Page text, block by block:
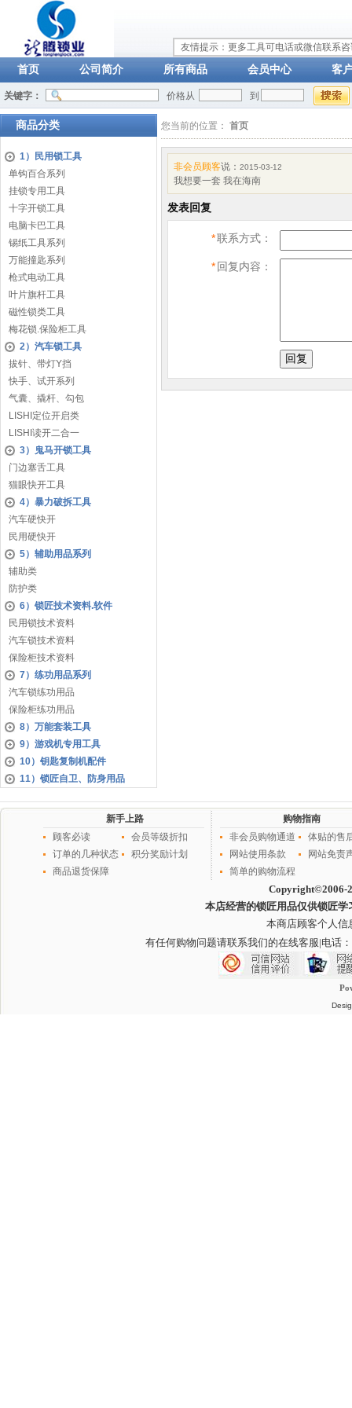
友情提示：更多工具可电话或微信联系
首页 公司简介 所有商品 会员中心 客
关键字： 价格从 到
商品分类
1）民用锁工具
单钩百合系列
挂锁专用工具
十字开锁工具
电脑卡巴工具
锡纸工具系列
万能撞匙系列
枪式电动工具
叶片旗杆工具
磁性锁类工具
梅花锁.保险柜工具
2）汽车锁工具
拔针、带灯Y挡
快手、试开系列
气囊、撬杆、勾包
LISHI定位开启类
LISHI读开二合一
3）鬼马开锁工具
门边塞舌工具
猫眼快开工具
4）暴力破拆工具
汽车硬快开
民用硬快开
5）辅助用品系列
辅助类
防护类
6）锁匠技术资料.软件
民用锁技术资料
汽车锁技术资料
保险柜技术资料
7）练功用品系列
汽车锁练功用品
保险柜练功用品
8）万能套装工具
9）游戏机专用工具
10）钥匙复制机配件
11）锁匠自卫、防身用品
您当前的位置： 首页
非会员顾客说： 2015-03-12
我想要一套 我在海南
发表回复
*联系方式：
* 回复内容：
新手上路
顾客必读
会员等级折扣
订单的几种状态
积分奖励计划
商品退货保障
购物指南
非会员购物通道
体贴的售
网站使用条款
网站免责
简单的购物流程
Copyright©2006-
本店经营的锁匠用品仅供锁匠
本商店顾客个人信
有任何购物问题请联系我们的在线客服|电话：